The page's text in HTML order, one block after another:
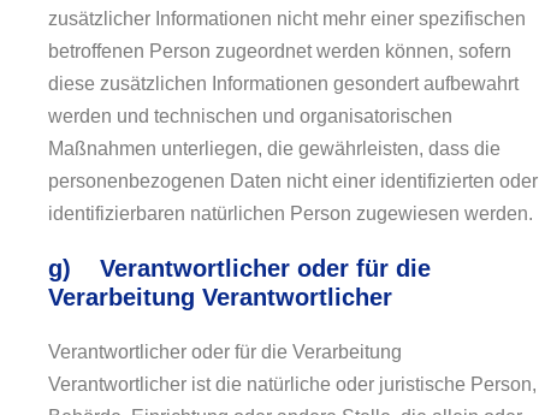
zusätzlicher Informationen nicht mehr einer spezifischen
betroffenen Person zugeordnet werden können, sofern
diese zusätzlichen Informationen gesondert aufbewahrt
werden und technischen und organisatorischen
Maßnahmen unterliegen, die gewährleisten, dass die
personenbezogenen Daten nicht einer identifizierten oder
identifizierbaren natürlichen Person zugewiesen werden.
g) Verantwortlicher oder für die
Verarbeitung Verantwortlicher
Verantwortlicher oder für die Verarbeitung
Verantwortlicher ist die natürliche oder juristische Person,